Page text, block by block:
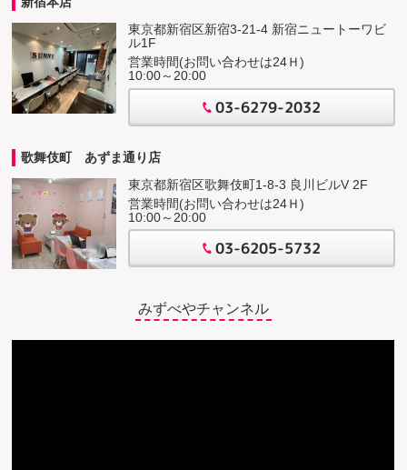
東京都新宿区新宿3-21-4 新宿ニュートーワビ
ル1F
営業時間(お問い合わせは24Ｈ)
10:00～20:00
03-6279-2032
歌舞伎町 あずま通り店
東京都新宿区歌舞伎町1-8-3 良川ビルV 2F
営業時間(お問い合わせは24Ｈ)
10:00～20:00
03-6205-5732
みずべやチャンネル